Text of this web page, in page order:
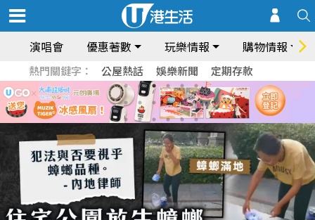
演唱會 優惠著數 玩樂情報 購物情報
熱門關鍵字： 公屋熱話 娛樂新聞 定期存款